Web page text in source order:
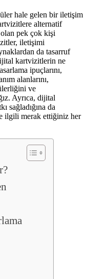
hale gelen bir iletişim
alternatif
olan pek çok kişi
iletişimi
da tasarruf
kartvizitlerin ne
ipuçlarını,
alanlarını,
ve
Ayrıca, dijital
sağladığına da
ilgili merak ettiğiniz her